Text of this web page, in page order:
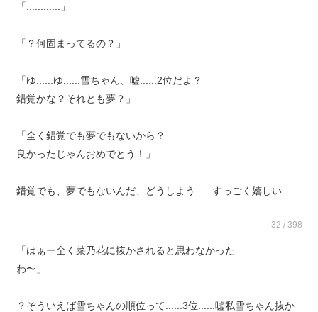
「............」
「？何固まってるの？」
「ゆ......ゆ......雪ちゃん、嘘......2位だよ？
錯覚かな？それとも夢？」
「全く錯覚でも夢でもないから？
良かったじゃんおめでとう！」
錯覚でも、夢でもないんだ、どうしよう......すっごく嬉しい
32 / 398
「はぁー全く菜乃花に抜かされると思わなかった
わ〜」
？そういえば雪ちゃんの順位って......3位......嘘私雪ちゃん抜か